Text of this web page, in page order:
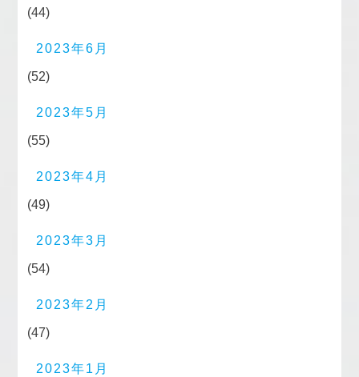
(44)
2023年6月
(52)
2023年5月
(55)
2023年4月
(49)
2023年3月
(54)
2023年2月
(47)
2023年1月